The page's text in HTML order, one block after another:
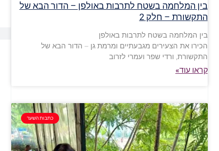
בין המלחמה בשטח לתרבות באולפן – הדור הבא של
התקשורת – חלק 2
בין המלחמה בשטח לתרבות באולפן
הכירו את הצעירים מגבעתיים ומרמת גן – הדור הבא של
התקשורת, ורדי שפר ועמרי לזרוב
קראו עוד»
כתבות השער